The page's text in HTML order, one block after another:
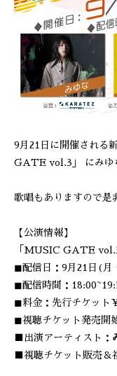
9月21日に開催される
GATE vol.3」 にみゆ
歌唱もありますので是
【公演情報】
「MUSIC GATE
◼︎配信日：9月21日(月
◼︎配信時間：
◼︎料金：先行チケット
◼︎視聴チケット発売開
■出演アーティスト：
■視聴チケット販売＆